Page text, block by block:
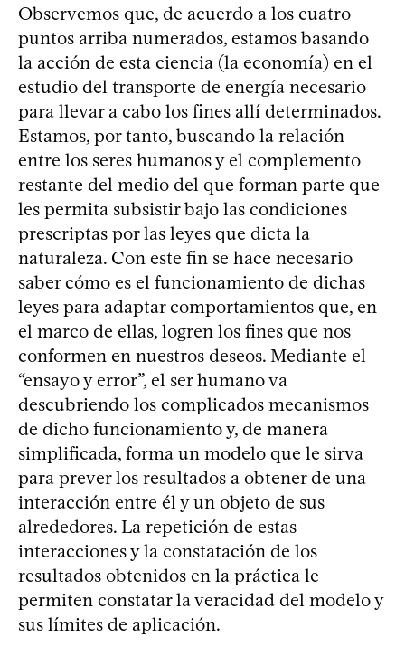
Observemos que, de acuerdo a los cuatro
puntos arriba numerados, estamos basando
la acción de esta ciencia (la economía) en el
estudio del transporte de energía necesario
para llevar a cabo los fines allí determinados.
Estamos, por tanto, buscando la relación
entre los seres humanos y el complemento
restante del medio del que forman parte que
les permita subsistir bajo las condiciones
prescriptas por las leyes que dicta la
naturaleza. Con este fin se hace necesario
saber cómo es el funcionamiento de dichas
leyes para adaptar comportamientos que, en
el marco de ellas, logren los fines que nos
conformen en nuestros deseos. Mediante el
“ensayo y error”, el ser humano va
descubriendo los complicados mecanismos
de dicho funcionamiento y, de manera
simplificada, forma un modelo que le sirva
para prever los resultados a obtener de una
interacción entre él y un objeto de sus
alrededores. La repetición de estas
interacciones y la constatación de los
resultados obtenidos en la práctica le
permiten constatar la veracidad del modelo y
sus límites de aplicación.